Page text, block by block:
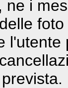
ne i